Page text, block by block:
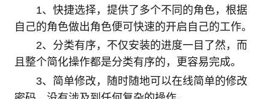
1、快捷选择，提供了多个不同的角色，根据
自己的角色做出角色便可快速的开启自己的工作。
2、分类有序，不仅安装的进度一目了然，而
且整个简化操作都是分类有序的，更容易完成。
3、简单修改，随时随地可以在线简单的修改